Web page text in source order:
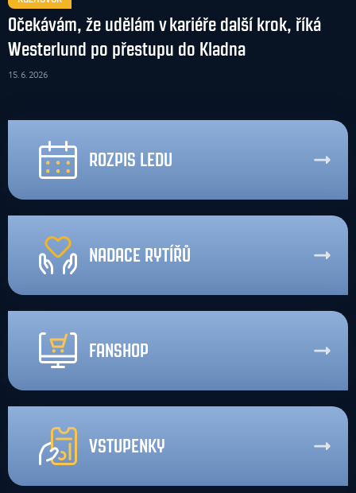
Očekávám, že udělám v kariéře další krok, říká
Westerlund po přestupu do Kladna
15. 6. 2026
ROZPIS LEDU
NADACE RYTÍŘŮ
FANSHOP
VSTUPENKY